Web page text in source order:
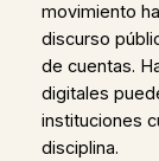
movimiento
discurso
de cuentas.
digitales
instituciones
disciplina.